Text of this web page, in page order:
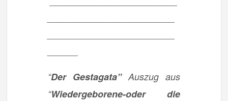
“Der Gestagata”Auszug aus
“Wiedergeborene-oder die